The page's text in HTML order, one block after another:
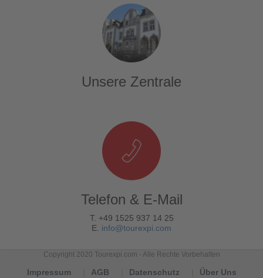
Unsere Zentrale
Telefon & E-Mail
T. +49 1525 937 14 25
E. info@tourexpi.com
Copyright 2020 Tourexpi.com - Alle Rechte Vorbehalten
Impressum AGB Datenschutz Über Uns